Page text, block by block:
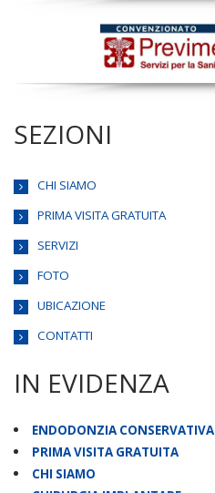
SEZIONI
CHI SIAMO
PRIMA VISITA GRATUITA
SERVIZI
FOTO
UBICAZIONE
CONTATTI
IN EVIDENZA
ENDODONZIA CONSERVATIVA
PRIMA VISITA GRATUITA
CHI SIAMO